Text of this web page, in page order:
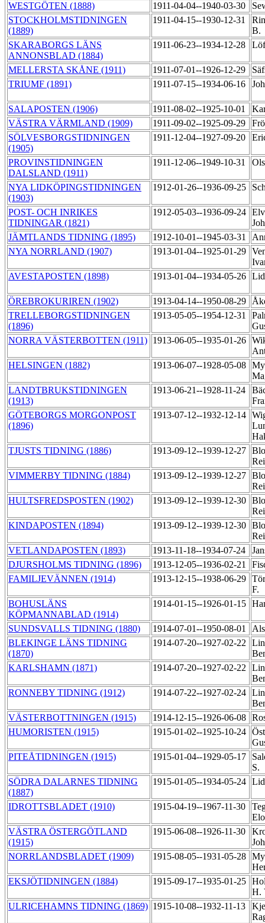
WESTGÖTEN (1888)
1911-04-04--1940-03-30
STOCKHOLMSTIDNINGEN
(1889)
1911-04-15--1930-12-31
B.
SKARABORGS LÄNS
ANNONSBLAD (1884)
1911-06-23--1934-12-28
MELLERSTA SKÅNE (1911) 1911-07-01--1926-12-29
TRIUMF (1891)
1911-07-15--1934-06-16
SALAPOSTEN (1906) 1911-08-02--1925-10-01
VÄSTRA VÄRMLAND (1909)
1911-09-02--1925-09-29
SÖLVESBORGSTIDNINGEN
(1905)
1911-12-04--1927-09-20
PROVINSTIDNINGEN
DALSLAND (1911)
1911-12-06--1949-10-31
NYA LIDKÖPINGSTIDNINGEN
(1903)
1912-01-26--1936-09-25
POST- OCH INRIKES
TIDNINGAR (1821)
1912-05-03--1936-09-24
JÄMTLANDS TIDNING (1895)
1912-10-01--1945-03-31
NYA NORRLAND (1907)
1913-01-04--1925-01-29
AVESTAPOSTEN (1898)
1913-01-04--1934-05-26
ÖREBROKURIREN (1902) 1913-04-14--1950-08-29
TRELLEBORGSTIDNINGEN
(1896)
1913-05-05--1954-12-31
NORRA VÄSTERBOTTEN (1911) 1913-06-05--1935-01-26
HELSINGEN (1882)
1913-06-07--1928-05-08
LANDTBRUKSTIDNINGEN
(1913)
1913-06-21--1928-11-24
GÖTEBORGS MORGONPOST
(1896)
1913-07-12--1932-12-14
TJUSTS TIDNING (1886)
1913-09-12--1939-12-27
VIMMERBY TIDNING (1884)
1913-09-12--1939-12-27
HULTSFREDSPOSTEN (1902)
1913-09-12--1939-12-30
KINDAPOSTEN (1894)
1913-09-12--1939-12-30
VETLANDAPOSTEN (1893)
1913-11-18--1934-07-24
DJURSHOLMS TIDNING (1896)
1913-12-05--1936-02-21
FAMILJEVÄNNEN (1914)
1913-12-15--1938-06-29
F.
BOHUSLÄNS
KÖPMANNABLAD (1914)
1914-01-15--1926-01-15
SUNDSVALLS TIDNING (1880) 1914-07-01--1950-08-01
BLEKINGE LÄNS TIDNING
(1870)
1914-07-20--1927-02-22
KARLSHAMN (1871)
1914-07-20--1927-02-22
RONNEBY TIDNING (1912)
1914-07-22--1927-02-24
VÄSTERBOTTNINGEN (1915)
1914-12-15--1926-06-08
HUMORISTEN (1915)
1915-01-02--1925-10-24
PITEÅTIDNINGEN (1915)
1915-01-04--1929-05-17
S.
SÖDRA DALARNES TIDNING
(1887)
1915-01-05--1934-05-24
IDROTTSBLADET (1910) 1915-04-19--1967-11-30
VÄSTRA ÖSTERGÖTLAND
(1915)
1915-06-08--1926-11-30
NORRLANDSBLADET (1909)
1915-08-05--1931-05-28
EKSJÖTIDNINGEN (1884)
1915-09-17--1935-01-25
H.
ULRICEHAMNS TIDNING (1869) 1915-10-08--1932-11-13